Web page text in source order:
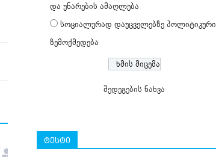
და უნარების ამაღლება
სოციალურად დაუცველებზე პოლიტიკური
ზემოქმედება
შედეგების ნახვა
ტესტი